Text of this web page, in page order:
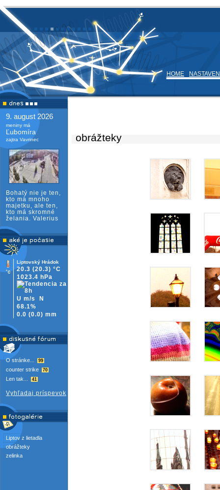
HOME
9. august 2026
meniny má
Ľubomíra
zajtra Vavrinec
Bohatý nie je ten,
kto má mnoho
majetku, ale ten,
kto má skromné
želania. Valerius
Liptovský Hrádok
20.3 (20.3) °C
1023.4 hPa
U m/s
N
68.1%
0.0 (0.0) mm
O stránke... 99
counter strike 70
Len tak... 41
Vyhľadaj príspevok
Liptov z lietadla
obrážteky
zelinka
obrážteky